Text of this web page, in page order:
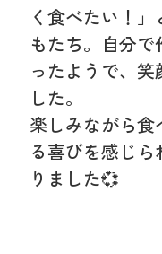
く食べたい！
もたち。自分
ったようで、
した。
楽しみながら
る喜びを感じ
りました💞